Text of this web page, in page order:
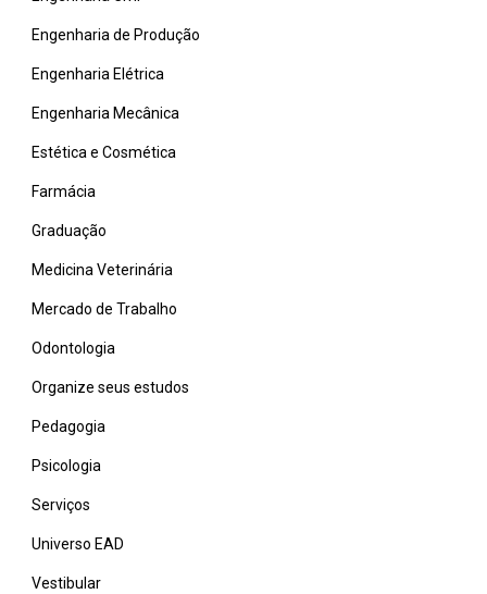
Engenharia de Produção
Engenharia Elétrica
Engenharia Mecânica
Estética e Cosmética
Farmácia
Graduação
Medicina Veterinária
Mercado de Trabalho
Odontologia
Organize seus estudos
Pedagogia
Psicologia
Serviços
Universo EAD
Vestibular